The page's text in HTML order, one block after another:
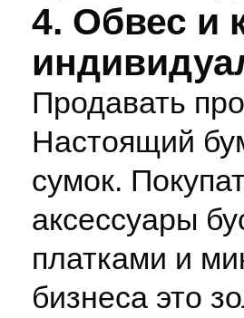
4. Обвес и
Продавать
Настоящий
сумок.
аксессуары
платками и
бизнеса это